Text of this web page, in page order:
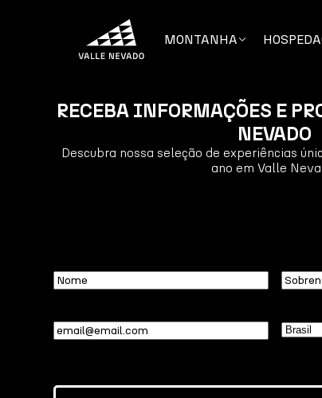
MONTANHA
RECEBA INFORMAÇÕES E
NEVADO
Descubra nossa seleção de experiências
ano em Valle
Nome
Email(obrigatório) País